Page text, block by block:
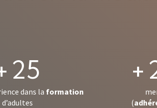
25
dans la formation
d’adultes
+
(